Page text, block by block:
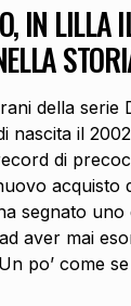
IN LILLA
della serie
nascita il
di
acquisto
segnato uno
aver mai
po’ come